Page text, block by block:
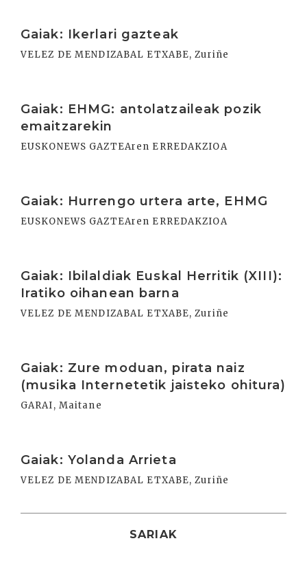
Gaiak: Ikerlari gazteak
VELEZ DE MENDIZABAL ETXABE, Zuriñe
Gaiak: EHMG: antolatzaileak pozik
emaitzarekin
EUSKONEWS GAZTEAren ERREDAKZIOA
Gaiak: Hurrengo urtera arte, EHMG
EUSKONEWS GAZTEAren ERREDAKZIOA
Gaiak: Ibilaldiak Euskal Herritik (XIII):
Iratiko oihanean barna
VELEZ DE MENDIZABAL ETXABE, Zuriñe
Gaiak: Zure moduan, pirata naiz
(musika Internetetik jaisteko ohitura)
GARAI, Maitane
Gaiak: Yolanda Arrieta
VELEZ DE MENDIZABAL ETXABE, Zuriñe
SARIAK